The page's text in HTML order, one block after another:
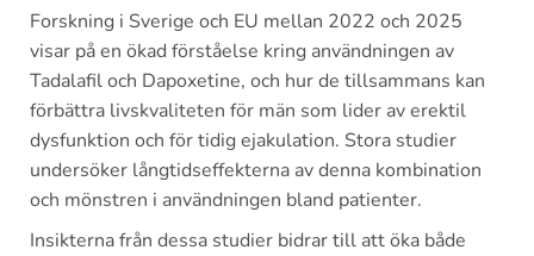
Forskning i Sverige och EU mellan 2022 och 2025
visar på en ökad förståelse kring användningen av
Tadalafil och Dapoxetine, och hur de tillsammans kan
förbättra livskvaliteten för män som lider av erektil
dysfunktion och för tidig ejakulation. Stora studier
undersöker långtidseffekterna av denna kombination
och mönstren i användningen bland patienter.
Insikterna från dessa studier bidrar till att öka både